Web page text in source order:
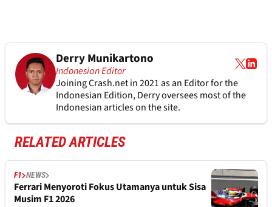
Derry Munikartono
Indonesian Editor
Joining Crash.net in 2021 as an Editor for the
Indonesian Edition, Derry oversees most of the
Indonesian articles on the site.
RELATED ARTICLES
F1 NEWS
Ferrari Menyoroti Fokus Utamanya untuk Sisa
Musim F1 2026